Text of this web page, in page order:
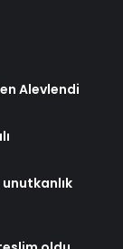
Alevlendi
unutkanlık